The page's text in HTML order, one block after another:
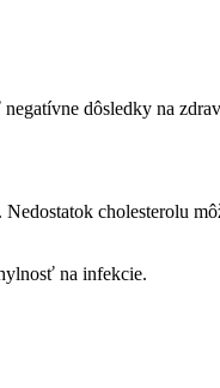
dôsledky⁢ na
⁣cholesterolu
na⁤ infekcie.